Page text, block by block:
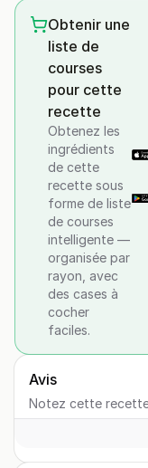
Obtenir une
liste de
courses
pour cette
recette
Obtenez les
ingrédients
de cette
recette sous
forme de liste
de courses
intelligente —
organisée par
rayon, avec
des cases à
cocher
faciles.
Avis
Notez cette